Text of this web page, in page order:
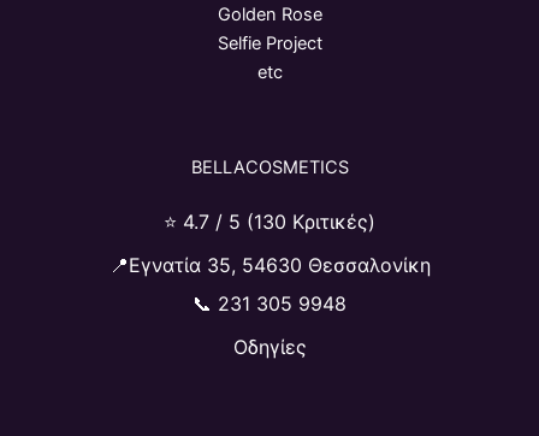
Golden Rose
Selfie Project
etc
BELLACOSMETICS
⭐ 4.7 / 5 (130 Κριτικές)
📍Εγνατία 35, 54630 Θεσσαλονίκη
📞 231 305 9948
Οδηγίες